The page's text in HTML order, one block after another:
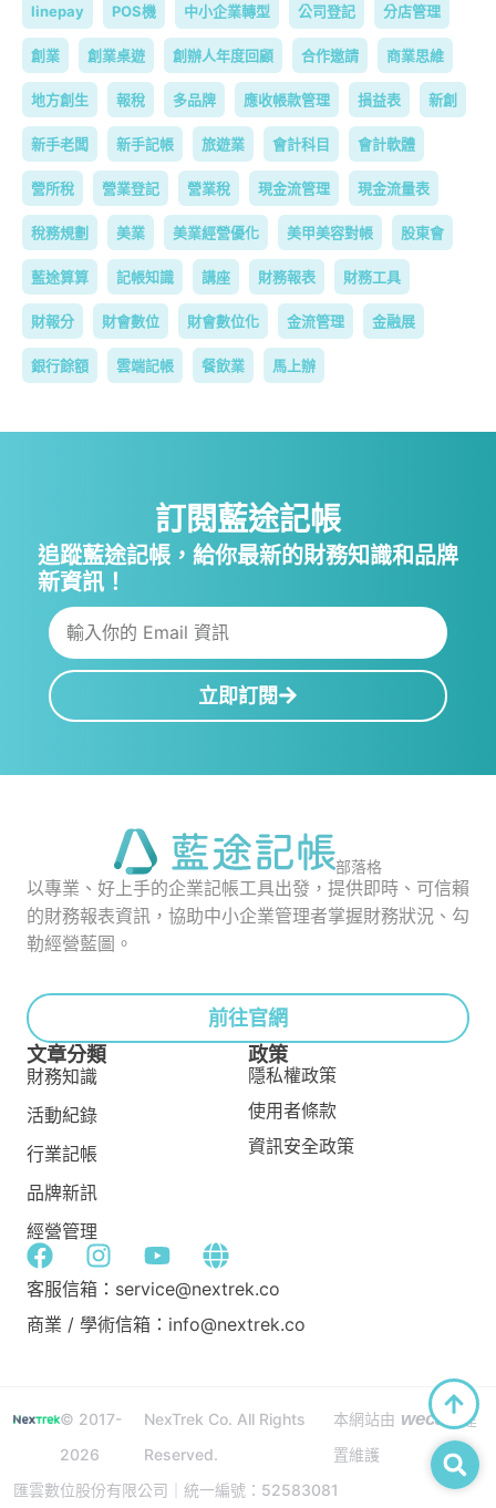
linepay POS機 中小企業轉型 公司登記 分店管理
創業 創業桌遊 創辦人年度回顧 合作邀請 商業思維
地方創生 報稅 多品牌 應收帳款管理 損益表 新創
新手老闆 新手記帳 旅遊業 會計科目 會計軟體
營所稅 營業登記 營業稅 現金流管理 現金流量表
稅務規劃 美業 美業經營優化 美甲美容對帳 股東會
藍途算算 記帳知識 講座 財務報表 財務工具
財報分 財會數位 財會數位化 金流管理 金融展
銀行餘額 雲端記帳 餐飲業 馬上辦
訂閱藍途記帳
追蹤藍途記帳，給你最新的財務知識和品牌
新資訊！
立即訂閱
部落格
以專業、好上手的企業記帳工具出發，提供即時、可信賴
的財務報表資訊，協助中小企業管理者掌握財務狀況、勾
勒經營藍圖。
前往官網
文章分類
財務知識
活動紀錄
行業記帳
品牌新訊
經營管理
政策
隱私權政策
使用者條款
資訊安全政策
客服信箱：service@nextrek.co
商業 / 學術信箱：info@nextrek.co
© 2017-
2026
NexTrek Co. All Rights
Reserved.
本網站由 wecan 建
置維護
匯雲數位股份有限公司｜統一編號：52583081